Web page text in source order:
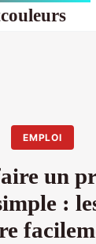
EMPLOI
un
: